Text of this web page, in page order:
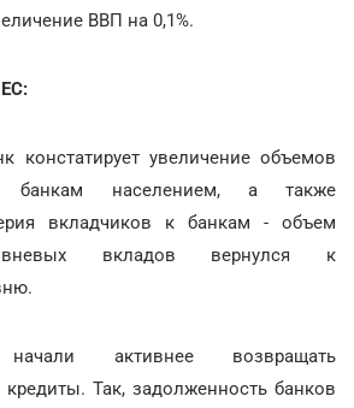
ВВП на 0,1%.
констатирует увеличение объемов
банкам населением, а также
вкладчиков к банкам - объем
вкладов вернулся к
активнее возвращать
Так, задолженность банков